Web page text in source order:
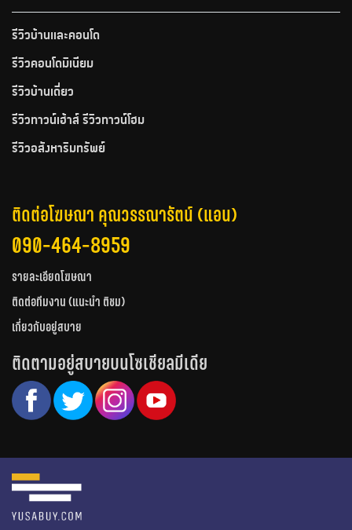
รีวิวบ้านและคอนโด
รีวิวคอนโดมิเนียม
รีวิวบ้านเดี่ยว
รีวิวทาวน์เฮ้าส์ รีวิวทาวน์โฮม
รีวิวอสังหาริมทรัพย์
ติดต่อโฆษณา คุณวรรณารัตน์ (แอน)
090-464-8959
รายละเอียดโฆษณา
ติดต่อทีมงาน (แนะนำ ติชม)
เกี่ยวกับอยู่สบาย
ติดตามอยู่สบายบนโซเชียลมีเดีย